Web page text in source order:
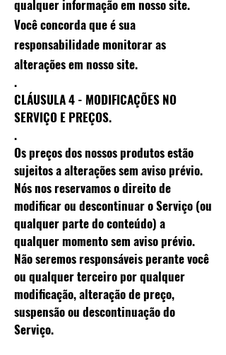
qualquer informação em nosso site.
Você concorda que é sua
responsabilidade monitorar as
alterações em nosso site.
.
CLÁUSULA 4 - MODIFICAÇÕES NO
SERVIÇO E PREÇOS.
.
Os preços dos nossos produtos estão
sujeitos a alterações sem aviso prévio.
Nós nos reservamos o direito de
modificar ou descontinuar o Serviço (ou
qualquer parte do conteúdo) a
qualquer momento sem aviso prévio.
Não seremos responsáveis ​​perante você
ou qualquer terceiro por qualquer
modificação, alteração de preço,
suspensão ou descontinuação do
Serviço.